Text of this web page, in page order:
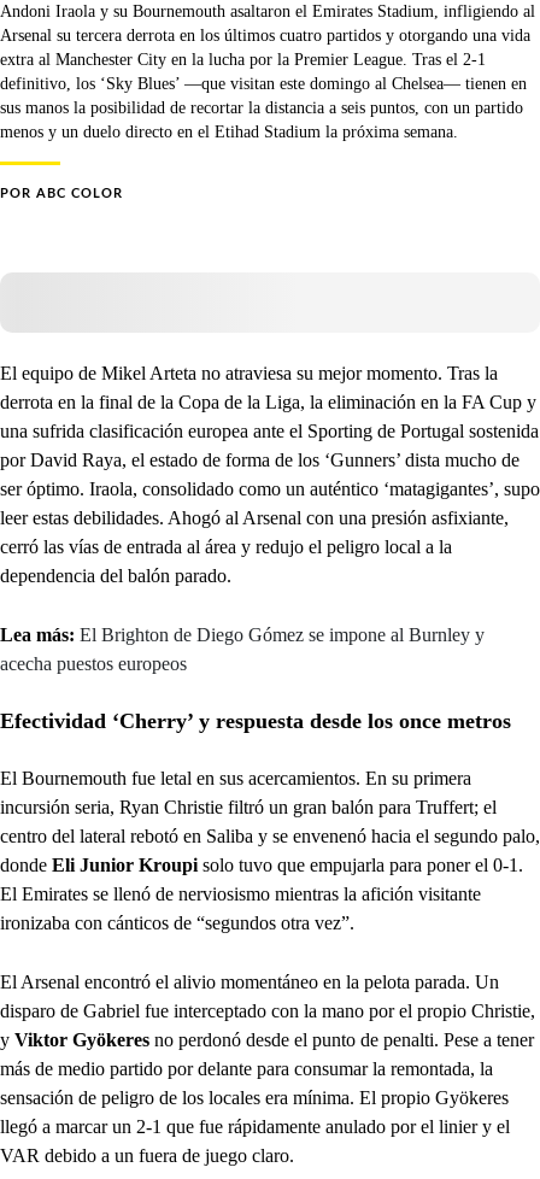
Andoni Iraola y su Bournemouth asaltaron el Emirates Stadium, infligiendo al
Arsenal su tercera derrota en los últimos cuatro partidos y otorgando una vida
extra al Manchester City en la lucha por la Premier League. Tras el 2-1
definitivo, los ‘Sky Blues’ —que visitan este domingo al Chelsea— tienen en
sus manos la posibilidad de recortar la distancia a seis puntos, con un partido
menos y un duelo directo en el Etihad Stadium la próxima semana.
POR ABC COLOR
El equipo de Mikel Arteta no atraviesa su mejor momento. Tras la
derrota en la final de la Copa de la Liga, la eliminación en la FA Cup y
una sufrida clasificación europea ante el Sporting de Portugal sostenida
por David Raya, el estado de forma de los ‘Gunners’ dista mucho de
ser óptimo. Iraola, consolidado como un auténtico ‘matagigantes’, supo
leer estas debilidades. Ahogó al Arsenal con una presión asfixiante,
cerró las vías de entrada al área y redujo el peligro local a la
dependencia del balón parado.
Lea más: El Brighton de Diego Gómez se impone al Burnley y
acecha puestos europeos
Efectividad ‘Cherry’ y respuesta desde los once metros
El Bournemouth fue letal en sus acercamientos. En su primera
incursión seria, Ryan Christie filtró un gran balón para Truffert; el
centro del lateral rebotó en Saliba y se envenenó hacia el segundo palo,
donde Eli Junior Kroupi solo tuvo que empujarla para poner el 0-1.
El Emirates se llenó de nerviosismo mientras la afición visitante
ironizaba con cánticos de “segundos otra vez”.
El Arsenal encontró el alivio momentáneo en la pelota parada. Un
disparo de Gabriel fue interceptado con la mano por el propio Christie,
y Viktor Gyökeres no perdonó desde el punto de penalti. Pese a tener
más de medio partido por delante para consumar la remontada, la
sensación de peligro de los locales era mínima. El propio Gyökeres
llegó a marcar un 2-1 que fue rápidamente anulado por el linier y el
VAR debido a un fuera de juego claro.